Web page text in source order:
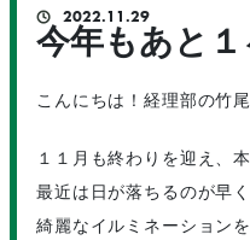
2022.11.29
今年もあと１
こんにちは！経理部の竹
１１月も終わりを迎え、
最近は日が落ちるのが早
綺麗なイルミネーション